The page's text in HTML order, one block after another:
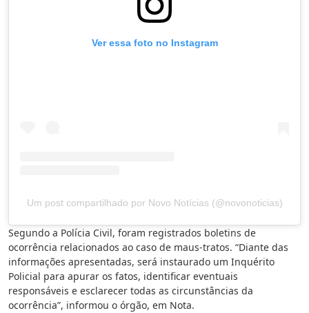
Ver essa foto no Instagram
Um post compartilhado por Novo Notícias (@novonoticias)
Segundo a Polícia Civil, foram registrados boletins de
ocorrência relacionados ao caso de maus-tratos. “Diante das
informações apresentadas, será instaurado um Inquérito
Policial para apurar os fatos, identificar eventuais
responsáveis e esclarecer todas as circunstâncias da
ocorrência”, informou o órgão, em Nota.